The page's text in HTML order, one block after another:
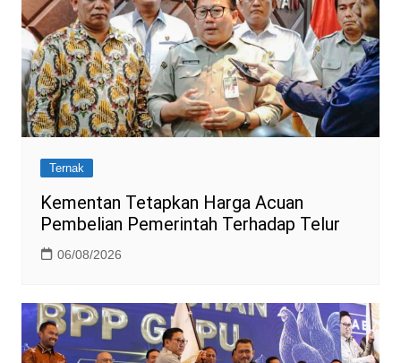
Ternak
Kementan Tetapkan Harga Acuan
Pembelian Pemerintah Terhadap Telur
06/08/2026